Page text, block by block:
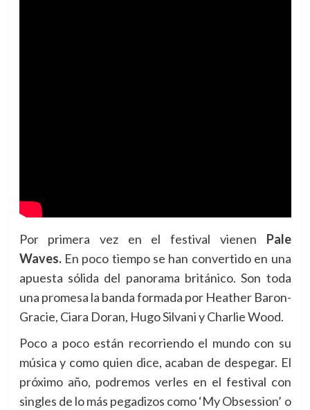
Por primera vez en el festival vienen Pale
Waves. En poco tiempo se han convertido en una
apuesta sólida del panorama británico. Son toda
una promesa la banda formada por Heather Baron-
Gracie, Ciara Doran, Hugo Silvani y Charlie Wood.
Poco a poco están recorriendo el mundo con su
música y como quien dice, acaban de despegar. El
próximo año, podremos verles en el festival con
singles de lo más pegadizos como ‘My Obsession’ o